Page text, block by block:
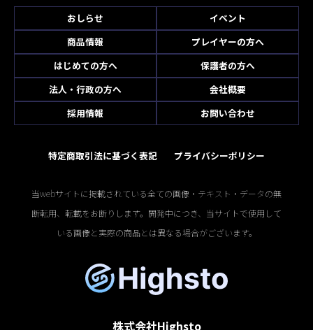
おしらせ
イベント
商品情報
プレイヤーの方へ
はじめての方へ
保護者の方へ
法人・行政の方へ
会社概要
採用情報
お問い合わせ
特定商取引法に基づく表記 プライバシーポリシー
当webサイトに掲載されている全ての画像・テキスト・データの無
断転用、転載をお断りします。開発中につき、当サイトで使用して
いる画像と実際の商品とは異なる場合がございます。
株式会社Highsto